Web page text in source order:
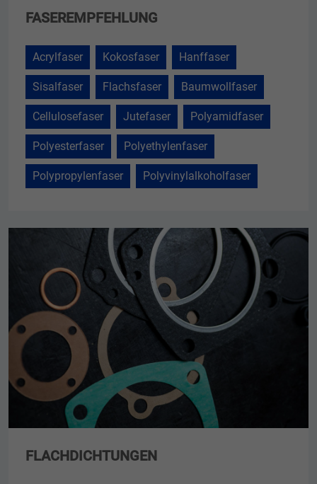
FASEREMPFEHLUNG
Acrylfaser Kokosfaser Hanffaser
Sisalfaser Flachsfaser Baumwollfaser
Cellulosefaser Jutefaser Polyamidfaser
Polyesterfaser Polyethylenfaser
Polypropylenfaser Polyvinylalkoholfaser
FLACHDICHTUNGEN